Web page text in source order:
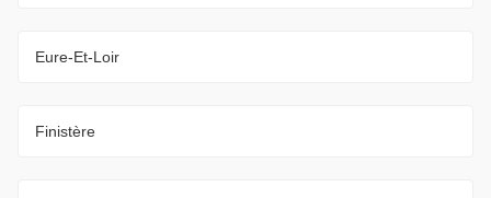
Eure-Et-Loir
Finistère